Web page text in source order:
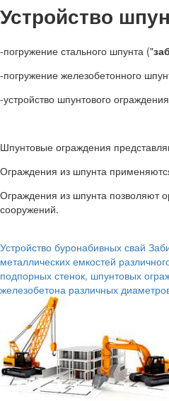
Устройство
-погружение стального шпунта ("
-погружение железобетонного
-устройство шпунтового
Шпунтовые ограждения
Ограждения из шпунта
Ограждения из шпунта позволяют
сооружений.
Устройство буронабивных свай
металлических емкостей
подпорных стенок, шпунтовых
железобетона различных